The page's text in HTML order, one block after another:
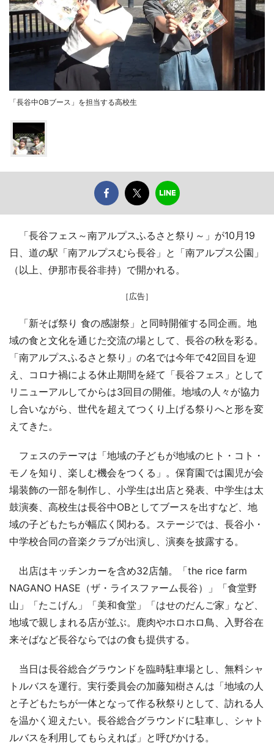
「長谷中OBブース」を担当する高校生
「長谷フェス～南アルプスふるさと祭り～」が10月19
日、道の駅「南アルプスむら長谷」と「南アルプス公園」
（以上、伊那市長谷非持）で開かれる。
［広告］
「新そば祭り 食の感謝祭」と同時開催する同企画。地
域の食と文化を通じた交流の場として、長谷の秋を彩る。
「南アルプスふるさと祭り」の名では今年で42回目を迎
え、コロナ禍による休止期間を経て「長谷フェス」として
リニューアルしてからは3回目の開催。地域の人々が協力
し合いながら、世代を超えてつくり上げる祭りへと形を変
えてきた。
フェスのテーマは「地域の子どもが地域のヒト・コト・
モノを知り、楽しむ機会をつくる」。保育園では園児が会
場装飾の一部を制作し、小学生は出店と発表、中学生は太
鼓演奏、高校生は長谷中OBとしてブースを出すなど、地
域の子どもたちが幅広く関わる。ステージでは、長谷小・
中学校合同の音楽クラブが出演し、演奏を披露する。
出店はキッチンカーを含め32店舗。「the rice farm
NAGANO HASE（ザ・ライスファーム長谷）」「食堂野
山」「たこげん」「美和食堂」「はせのだんご家」など、
地域で親しまれる店が並ぶ。鹿肉やホロホロ鳥、入野谷在
来そばなど長谷ならではの食も提供する。
当日は長谷総合グラウンドを臨時駐車場とし、無料シャ
トルバスを運行。実行委員会の加藤知樹さんは「地域の人
と子どもたちが一体となって作る秋祭りとして、訪れる人
を温かく迎えたい。長谷総合グラウンドに駐車し、シャト
ルバスを利用してもらえれば」と呼びかける。